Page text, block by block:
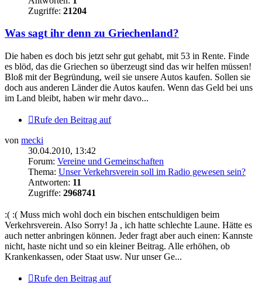
Zugriffe: 21204
Was sagt ihr denn zu Griechenland?
Die haben es doch bis jetzt sehr gut gehabt, mit 53 in Rente. Finde
es blöd, das die Griechen so überzeugt sind das wir helfen müssen!
Bloß mit der Begründung, weil sie unsere Autos kaufen. Sollen sie
doch aus anderen Länder die Autos kaufen. Wenn das Geld bei uns
im Land bleibt, haben wir mehr davo...
Rufe den Beitrag auf
von mecki
30.04.2010, 13:42
Forum: Vereine und Gemeinschaften
Thema: Unser Verkehrsverein soll im Radio gewesen sein?
Antworten: 11
Zugriffe: 2968741
:( :( Muss mich wohl doch ein bischen entschuldigen beim
Verkehrsverein. Also Sorry! Ja , ich hatte schlechte Laune. Hätte es
auch netter anbringen können. Jeder fragt aber auch einen: Kannste
nicht, haste nicht und so ein kleiner Beitrag. Alle erhöhen, ob
Krankenkassen, oder Staat usw. Nur unser Ge...
Rufe den Beitrag auf